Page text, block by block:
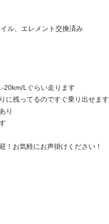
ル、エレメント交換済み
20km/Lぐらい走ります
に残ってるのですぐ乗り出せます
り
！お気軽にお声掛けください！